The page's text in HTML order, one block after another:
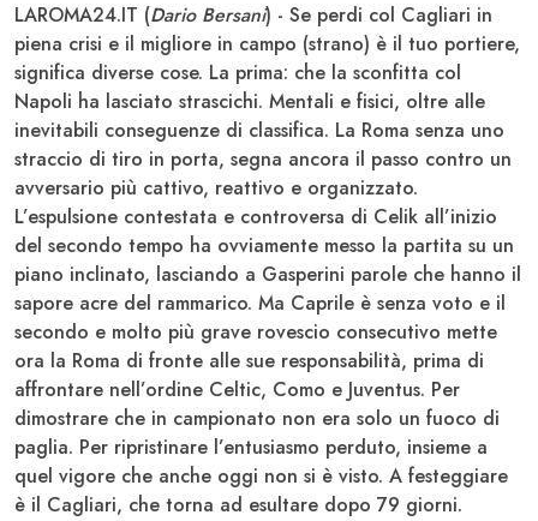
LAROMA24.IT (Dario Bersani) - Se perdi col Cagliari in
piena crisi e il migliore in campo (strano) è il tuo portiere,
significa diverse cose. La prima: che la sconfitta col
Napoli ha lasciato strascichi. Mentali e fisici, oltre alle
inevitabili conseguenze di classifica. La Roma senza uno
straccio di tiro in porta, segna ancora il passo contro un
avversario più cattivo, reattivo e organizzato.
L’espulsione contestata e controversa di Celik all’inizio
del secondo tempo ha ovviamente messo la partita su un
piano inclinato, lasciando a Gasperini parole che hanno il
sapore acre del rammarico. Ma Caprile è senza voto e il
secondo e molto più grave rovescio consecutivo mette
ora la Roma di fronte alle sue responsabilità, prima di
affrontare nell’ordine Celtic, Como e Juventus. Per
dimostrare che in campionato non era solo un fuoco di
paglia. Per ripristinare l’entusiasmo perduto, insieme a
quel vigore che anche oggi non si è visto. A festeggiare
è il Cagliari, che torna ad esultare dopo 79 giorni.